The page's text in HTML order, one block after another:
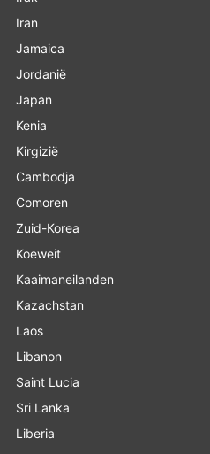
Iran
Jamaica
Jordanië
Japan
Kenia
Kirgizië
Cambodja
Comoren
Zuid-Korea
Koeweit
Kaaimaneilanden
Kazachstan
Laos
Libanon
Saint Lucia
Sri Lanka
Liberia